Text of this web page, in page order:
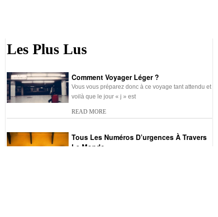
Les Plus Lus
Comment Voyager Léger ?
Vous vous préparez donc à ce voyage tant attendu et
voilà que le jour « j » est
READ MORE
Tous Les Numéros D’urgences À Travers
Le Monde